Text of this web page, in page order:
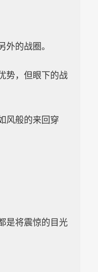
的战圈。
势，但眼下的战
风般的来回穿
是将震惊的目光